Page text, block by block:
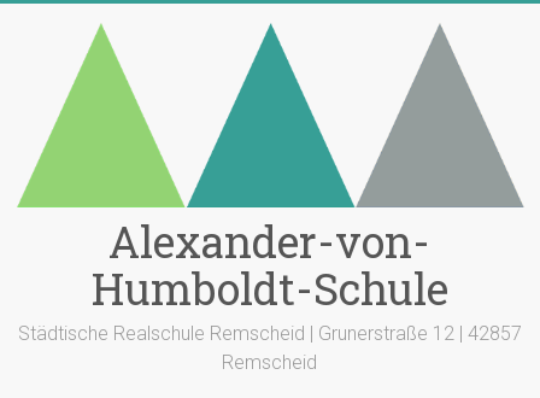
Alexander-von-
Humboldt-Schule
Städtische Realschule Remscheid | Grunerstraße 12 | 42857
Remscheid